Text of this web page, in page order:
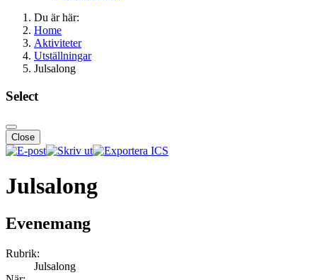
Du är här:
Home
Aktiviteter
Utställningar
Julsalong
Select
Close
Julsalong
Evenemang
Rubrik:
Julsalong